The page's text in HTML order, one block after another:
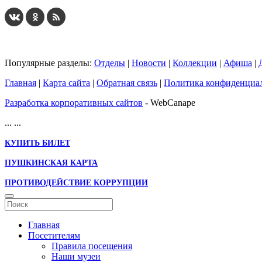
Популярные разделы: Отделы | Новости | Коллекции | Афиша |
Главная | Карта сайта | Обратная связь | Политика
Разработка корпоративных сайтов - WebCanape
... ...
КУПИТЬ БИЛЕТ
ПУШКИНСКАЯ КАРТА
ПРОТИВОДЕЙСТВИЕ КОРРУПЦИИ
Главная
Посетителям
Правила посещения
Наши музеи